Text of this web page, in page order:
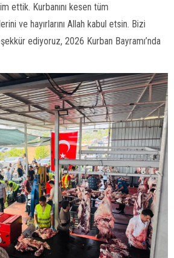
ettik. Kurbanını kesen tüm
ve hayırlarını Allah kabul etsin. Bizi
ediyoruz, 2026 Kurban Bayramı’nda